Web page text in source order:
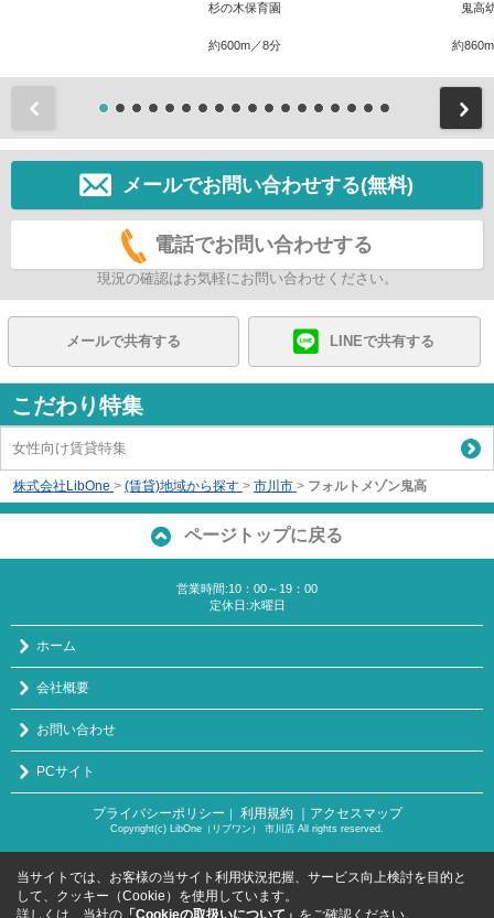
杉の木保育園
約600m／8分
鬼高
約
メールでお問い合わせする(無料)
電話でお問い合わせする
現況の確認はお気軽にお問い合わせください。
メールで共有する LINEで共有する
こだわり特集
女性向け賃貸特集
株式会社LibOne > (賃貸)地域から探す > 市川市 > フォルトメゾン鬼高
ページトップに戻る
営業時間:10：00～19：00
定休日:水曜日
ホーム
会社概要
お問い合わせ
PCサイト
プライバシーポリシー 利用規約 ｜アクセスマップ
Copyright(c) LibOne（リブワン） 市川店 All rights reserved.
当サイトでは、お客様の当サイト利用状況把握、サービス向上検討を目的と
して、クッキー（Cookie）を使用しています。
詳しくは、当社の 「Cookieの取扱いについて」 をご確認ください。